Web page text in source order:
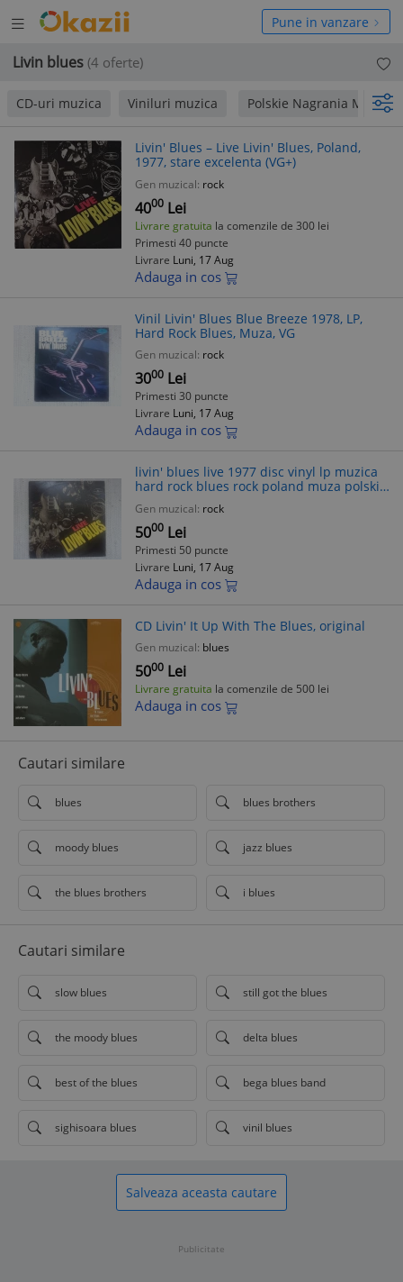
Deschide
meniul
Pune in vanzare
Livin blues (4 oferte)
CD-uri muzica Viniluri muzica Polskie Nagrania Muza
Livin' Blues – Live Livin' Blues, Poland,
1977, stare excelenta (VG+)
Gen muzical: rock
4000 Lei
Livrare gratuita la comenzile de 300 lei
Primesti 40 puncte
Livrare Luni, 17 Aug
Adauga in cos
Vinil Livin' Blues Blue Breeze 1978, LP,
Hard Rock Blues, Muza, VG
Gen muzical: rock
3000 Lei
Primesti 30 puncte
Livrare Luni, 17 Aug
Adauga in cos
livin' blues live 1977 disc vinyl lp muzica
hard rock blues rock poland muza polskie
nagrania records VG+
Gen muzical: rock
5000 Lei
Primesti 50 puncte
Livrare Luni, 17 Aug
Adauga in cos
CD Livin' It Up With The Blues, original
Gen muzical: blues
5000 Lei
Livrare gratuita la comenzile de 500 lei
Adauga in cos
Cautari similare
blues blues brothers
moody blues jazz blues
the blues brothers i blues
Cautari similare
slow blues still got the blues
the moody blues delta blues
best of the blues bega blues band
sighisoara blues vinil blues
Salveaza aceasta cautare
Publicitate